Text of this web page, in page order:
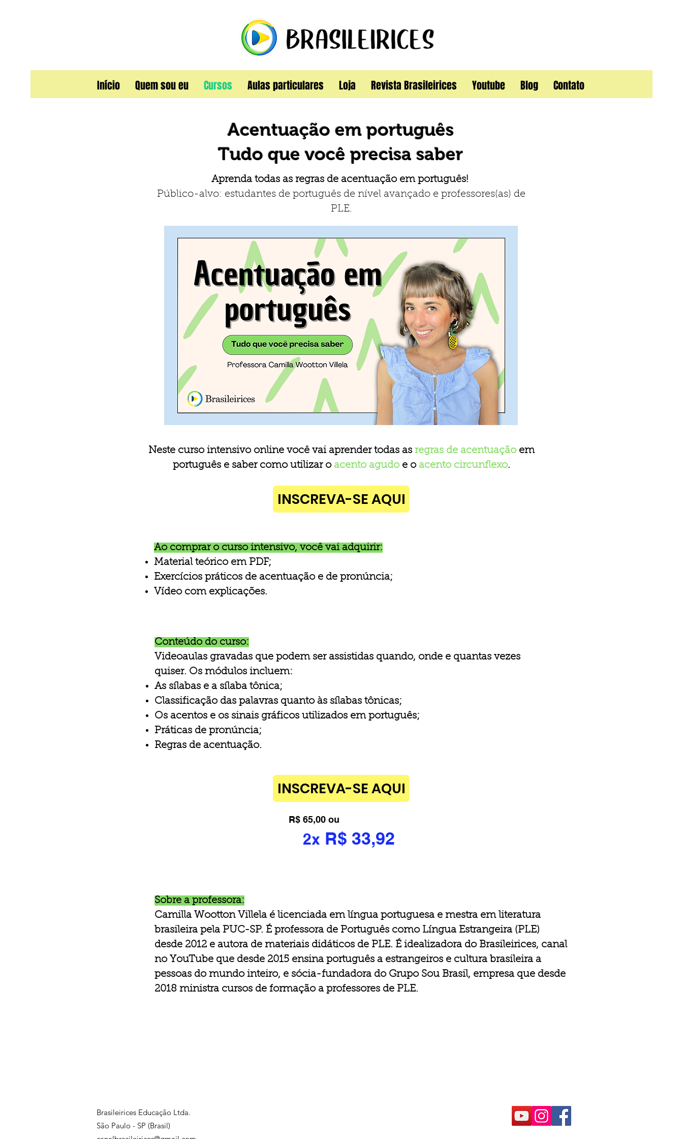
Início Quem sou eu Cursos Aulas particulares Loja Revista Brasileirices Youtube Blog Contato
Acentuação em português
Tudo que você precisa saber
Aprenda todas as regras de acentuação em português!
​Público-alvo: estudantes de português de nível avançado e professores(as) de
PLE.
Neste curso intensivo online você vai aprender todas as regras de acentuaçãoem
português e saber como utilizar o acento agudoe o acento circunflexo.
INSCREVA-SE AQUI
Ao comprar o curso intensivo, você vai adquirir:
​Material teórico em PDF;
Exercícios práticos de acentuação e de pronúncia;
Vídeo com explicações.
Conteúdo do curso:
​Videoaulas gravadas que podem ser assistidas quando, onde e quantas vezes
quiser. Os módulos incluem:
As sílabas e a sílaba tônica;
Classificação das palavras quanto às sílabas tônicas;
Os acentos e os sinais gráficos utilizados em português;
Práticas de pronúncia;
Regras de acentuação.
INSCREVA-SE AQUI
R$ 65,00 ou
2x R$ 33,92
Sobre a professora:
Camilla Wootton Villela é licenciada em língua portuguesa e mestra em literatura
brasileira pela PUC-SP. É professora de Português como Língua Estrangeira (PLE)
desde 2012 e autora de materiais didáticos de PLE. É idealizadora do Brasileirices, canal
no YouTube que desde 2015 ensina português a estrangeiros e cultura brasileira a
pessoas do mundo inteiro, e sócia-fundadora do Grupo Sou Brasil, empresa que desde
2018 ministra cursos de formação a professores de PLE.
Brasileirices Educação Ltda.
São Paulo - SP (Brasil)